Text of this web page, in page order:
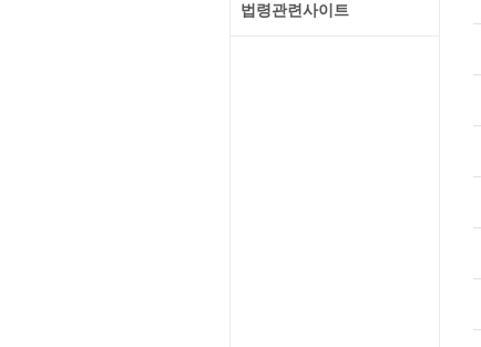
법령관련사이트